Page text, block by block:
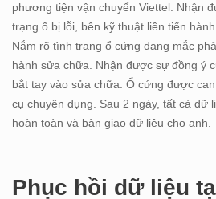
phương tiện vận chuyển Viettel. Nhận
trạng ổ bị lỗi, bên kỹ thuật liền tiến
Nắm rõ tình trạng ổ cứng đang mắc
hành sửa chữa. Nhận được sự đồng ý
bắt tay vào sửa chữa. Ổ cứng được
cụ chuyên dụng. Sau 2 ngày, tất cả dữ
hoàn toàn và bàn giao dữ liệu cho anh.
Phục hồi dữ liệu